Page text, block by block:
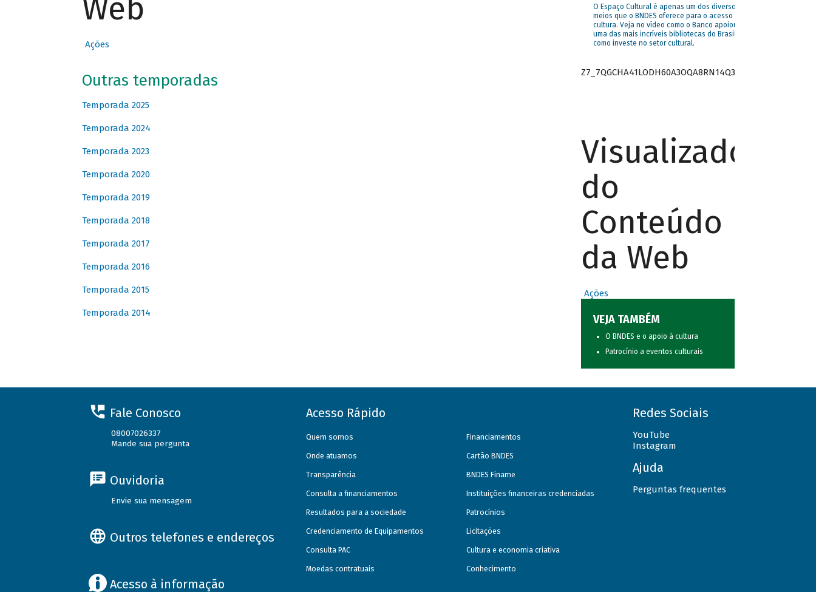
Web
Ações
Outras temporadas
Temporada 2025
Temporada 2024
Temporada 2023
Temporada 2020
Temporada 2019
Temporada 2018
Temporada 2017
Temporada 2016
Temporada 2015
Temporada 2014
O Espaço Cultural é apenas um dos diversos
meios que o BNDES oferece para o acesso à
cultura. Veja no vídeo como o Banco apoiou
uma das mais incríveis bibliotecas do Brasil e
como investe no setor cultural.
Z7_7QGCHA41LODH60A3OQA8RN14Q3
Visualizador
do
Conteúdo
da Web
Ações
VEJA TAMBÉM
O BNDES e o apoio à cultura
Patrocínio a eventos culturais
Fale Conosco
08007026337
Mande sua pergunta
Ouvidoria
Envie sua mensagem
Outros telefones e endereços
Acesso à informação
Acesso Rápido
Quem somos
Onde atuamos
Transparência
Consulta a financiamentos
Resultados para a sociedade
Credenciamento de Equipamentos
Consulta PAC
Moedas contratuais
Financiamentos
Cartão BNDES
BNDES Finame
Instituições financeiras credenciadas
Patrocínios
Licitações
Cultura e economia criativa
Conhecimento
Redes Sociais
YouTube
Instagram
Ajuda
Perguntas frequentes